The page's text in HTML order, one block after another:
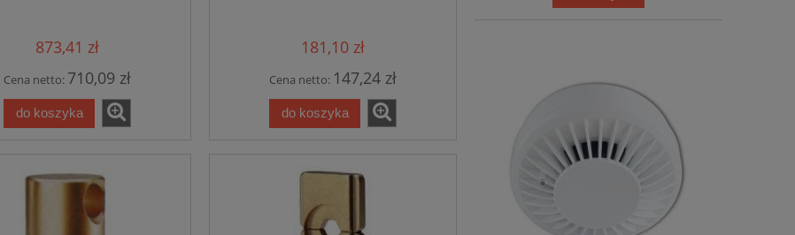
873,41 zł
Cena netto: 710,09 zł
do koszyka
181,10 zł
Cena netto: 147,24 zł
do koszyka